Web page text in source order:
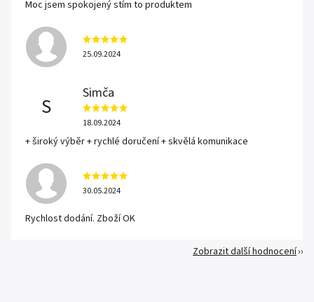
Moc jsem spokojený stím to produktem
25.09.2024
S
Simča
18.09.2024
+ široký výběr + rychlé doručení + skvělá komunikace
30.05.2024
Rychlost dodání. Zboží OK
Zobrazit další hodnocení